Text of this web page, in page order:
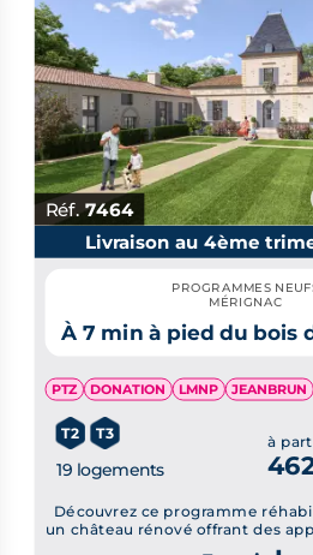
Réf.7464
Livraison au 4ème
PROGRAMMES
MÉRIGNAC
À 7 min à pied du bois
PTZ DONATION LMNP JEANBRUN
T2 T3
19 logements
à
Découvrez ce programme
un château rénové offrant des
avec jardins privatifs, à